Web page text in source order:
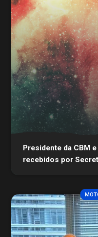
Presidente da CBM
recebidos por